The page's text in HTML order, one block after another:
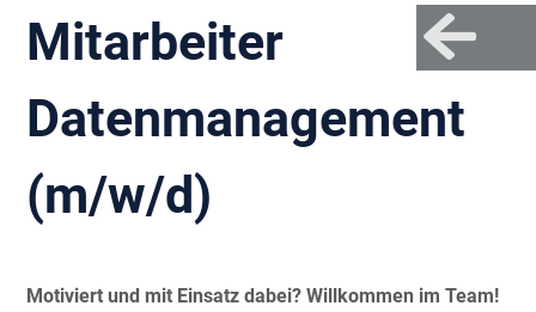
Mitarbeiter
Datenmanagement
(m/w/d)
Motiviert und mit Einsatz dabei? Willkommen im Team!